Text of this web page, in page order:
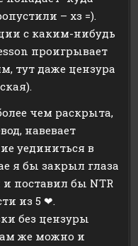
– хз =).
с каким-нибудь
проигрывает
тут даже цензура
чем раскрыта,
навевает
уединиться в
я бы закрыл глаза
поставил бы NTR
из 5 ❤.
без цензуры
же можно и